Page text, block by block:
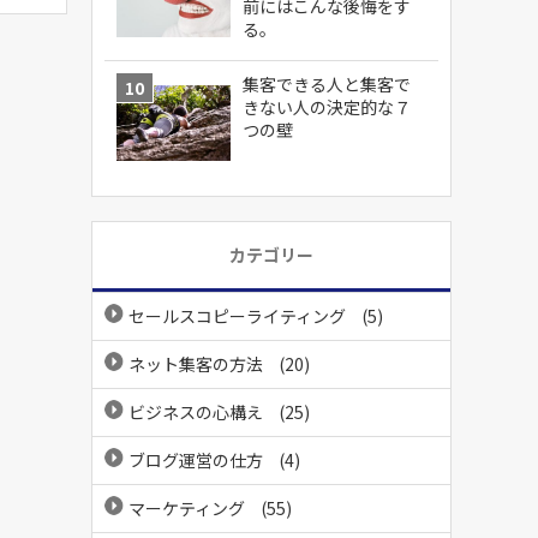
前にはこんな後悔をす
る。
集客できる人と集客で
きない人の決定的な７
つの壁
カテゴリー
セールスコピーライティング
(5)
ネット集客の方法
(20)
ビジネスの心構え
(25)
ブログ運営の仕方
(4)
マーケティング
(55)